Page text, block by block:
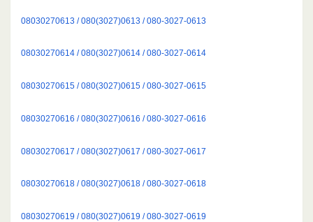
08030270613 / 080(3027)0613 / 080-3027-0613
08030270614 / 080(3027)0614 / 080-3027-0614
08030270615 / 080(3027)0615 / 080-3027-0615
08030270616 / 080(3027)0616 / 080-3027-0616
08030270617 / 080(3027)0617 / 080-3027-0617
08030270618 / 080(3027)0618 / 080-3027-0618
08030270619 / 080(3027)0619 / 080-3027-0619